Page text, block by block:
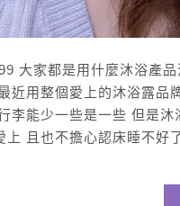
大家都是用什麼沐浴產
近用整個愛上的沐浴露品
李能少一些是一些 但是
上 且也不擔心認床睡不好